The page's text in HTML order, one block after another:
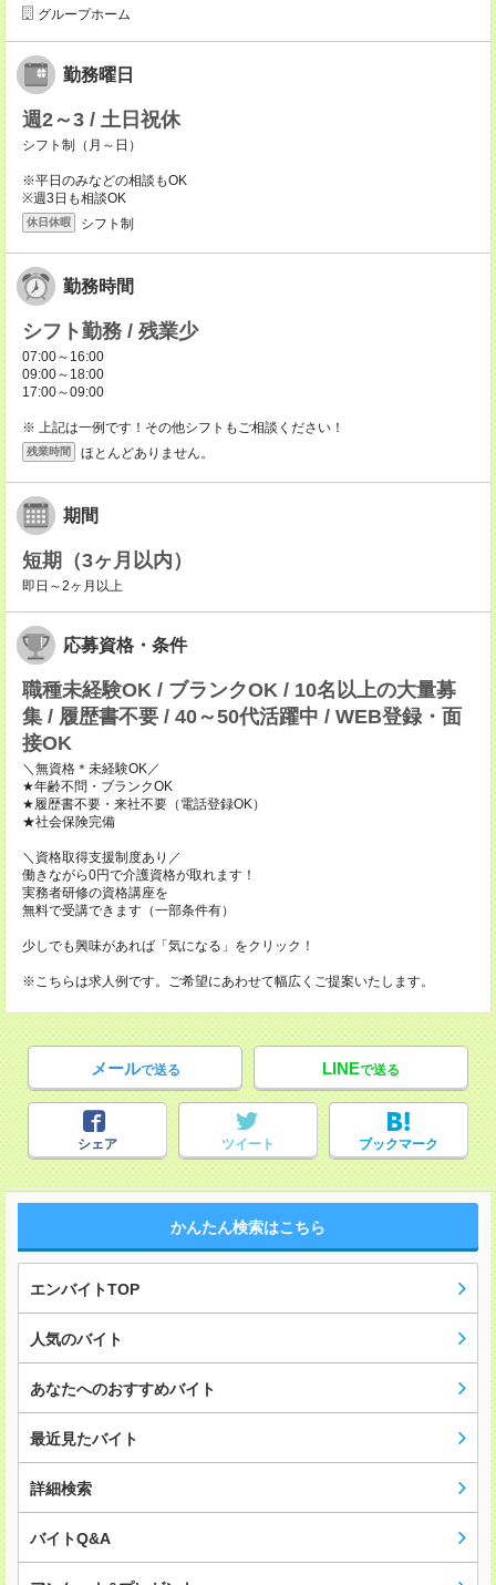
グループホーム
勤務曜日
週2～3 / 土日祝休
シフト制（月～日）
※平日のみなどの相談もOK
※週3日も相談OK
休日休暇 シフト制
勤務時間
シフト勤務 / 残業少
07:00～16:00
09:00～18:00
17:00～09:00
※ 上記は一例です！その他シフトもご相談ください！
残業時間 ほとんどありません。
期間
短期（3ヶ月以内）
即日～2ヶ月以上
応募資格・条件
職種未経験OK / ブランクOK / 10名以上の大量募
集 / 履歴書不要 / 40～50代活躍中 / WEB登録・面
接OK
＼無資格＊未経験OK／
★年齢不問・ブランクOK
★履歴書不要・来社不要（電話登録OK）
★社会保険完備
＼資格取得支援制度あり／
働きながら0円で介護資格が取れます！
実務者研修の資格講座を
無料で受講できます（一部条件有）
少しでも興味があれば「気になる」をクリック！
※こちらは求人例です。ご希望にあわせて幅広くご提案いたします。
メールで送る LINEで送る
シェア ツイート ブックマーク
かんたん検索はこちら
エンバイトTOP
人気のバイト
あなたへのおすすめバイト
最近見たバイト
詳細検索
バイトQ&A